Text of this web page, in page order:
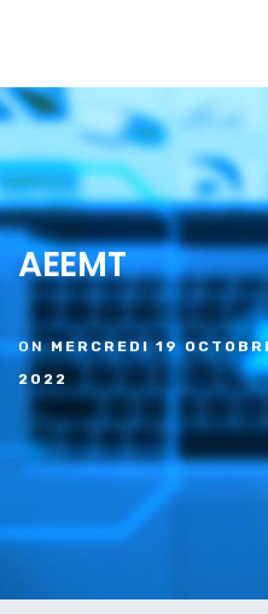
AEEMT
MERCREDI 19
2022